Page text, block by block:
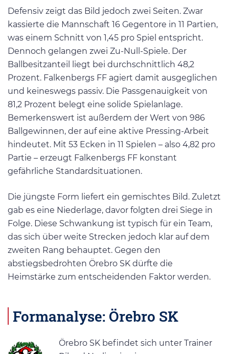
Defensiv zeigt das Bild jedoch zwei Seiten. Zwar
kassierte die Mannschaft 16 Gegentore in 11 Partien,
was einem Schnitt von 1,45 pro Spiel entspricht.
Dennoch gelangen zwei Zu-Null-Spiele. Der
Ballbesitzanteil liegt bei durchschnittlich 48,2
Prozent. Falkenbergs FF agiert damit ausgeglichen
und keineswegs passiv. Die Passgenauigkeit von
81,2 Prozent belegt eine solide Spielanlage.
Bemerkenswert ist außerdem der Wert von 986
Ballgewinnen, der auf eine aktive Pressing-Arbeit
hindeutet. Mit 53 Ecken in 11 Spielen – also 4,82 pro
Partie – erzeugt Falkenbergs FF konstant
gefährliche Standardsituationen.
Die jüngste Form liefert ein gemischtes Bild. Zuletzt
gab es eine Niederlage, davor folgten drei Siege in
Folge. Diese Schwankung ist typisch für ein Team,
das sich über weite Strecken jedoch klar auf dem
zweiten Rang behauptet. Gegen den
abstiegsbedrohten Örebro SK dürfte die
Heimstärke zum entscheidenden Faktor werden.
Formanalyse: Örebro SK
Örebro SK befindet sich unter Trainer